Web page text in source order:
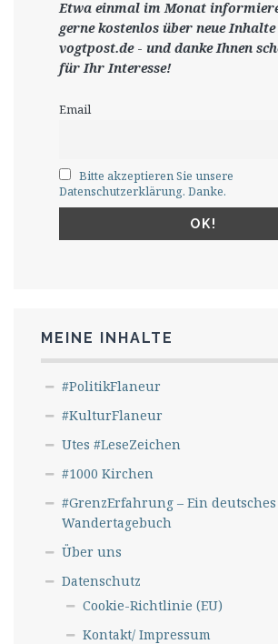
Etwa einmal im Monat
gernekostenlos über neue
vogtpost.de- und danke Ihnen
für Ihr Interesse!
Email
Bitte akzeptieren Sie unsere
Datenschutzerklärung. Danke.
MEINE INHALTE
#PolitikFlaneur
#KulturFlaneur
Utes #LeseZeichen
#1000 Kirchen
#GrenzErfahrung – Ein deutsches
Wandertagebuch
Über uns
Datenschutz
Cookie-Richtlinie (EU)
Kontakt/ Impressum